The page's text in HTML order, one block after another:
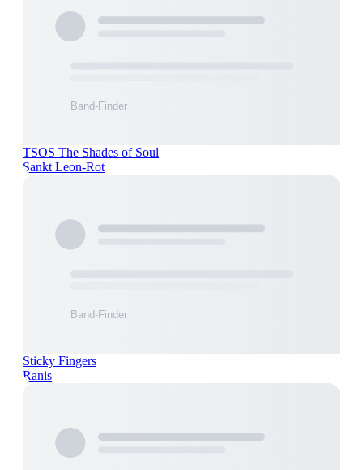
TSOS The Shades of Soul
Sankt Leon-Rot
Sticky Fingers
Ranis